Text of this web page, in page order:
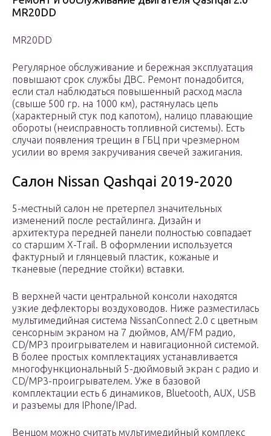
MR20DD
MR20DD
Регулярное обслуживание и бережная эксплуатация
повышают срок службы ДВС. Ремонт понадобится,
если стал наблюдаться повышенный расход масла
(свыше 500 гр. на 1000 км), растянулась цепь
(характерный стук под капотом), налицо плавающие
обороты (неисправность топливной системы). Есть
случаи появления трещин в ГБЦ при чрезмерном
усилии во время закручивания свечей зажигания.
Салон Nissan Qashqai 2019-2020
5-местный салон не претерпел значительных
изменений после рестайлинга. Дизайн и
архитектура передней панели полностью совпадает
со старшим X-Trail. В оформлении используется
фактурный и глянцевый пластик, кожаные и
тканевые (передние стойки) вставки.
В верхней части центральной консоли находятся
узкие дефлекторы воздуховодов. Ниже разместилась
мультимедийная система NissanConnect 2.0 с цветным
сенсорным экраном на 7 дюймов, AM/FM радио,
CD/MP3 проигрывателем и навигационной системой.
В более простых комплектациях устанавливается
многофункциональный 5-дюймовый экран с радио и
CD/MP3-проигрывателем. Уже в базовой
комплектации есть 6 динамиков, Bluetooth, AUX, USB
и разъемы для IPhone/IPad.
Венцом можно считать мультимедийный комплекс